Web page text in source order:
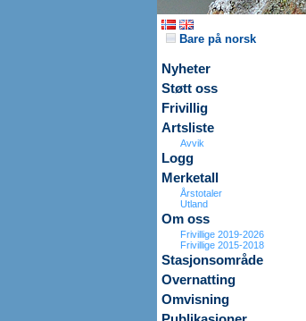
Bare på norsk
Nyheter
Støtt oss
Frivillig
Artsliste
Avvik
Logg
Merketall
Årstotaler
Utland
Om oss
Frivillige 2019-2026
Frivillige 2015-2018
Stasjonsområde
Overnatting
Omvisning